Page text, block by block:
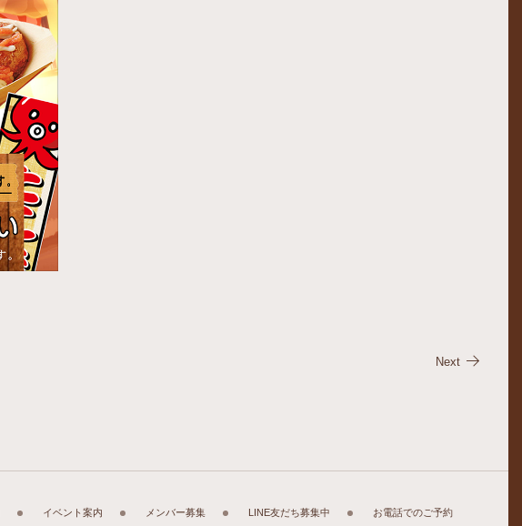
Next
イベント案内 メンバー募集 LINE友だち募集中 お電話でのご予約